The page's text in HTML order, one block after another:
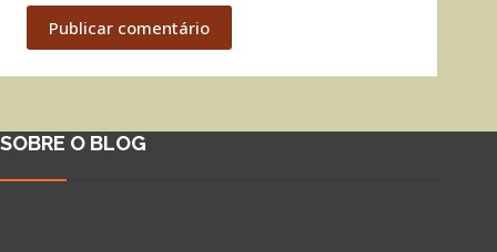
Publicar comentário
SOBRE O BLOG